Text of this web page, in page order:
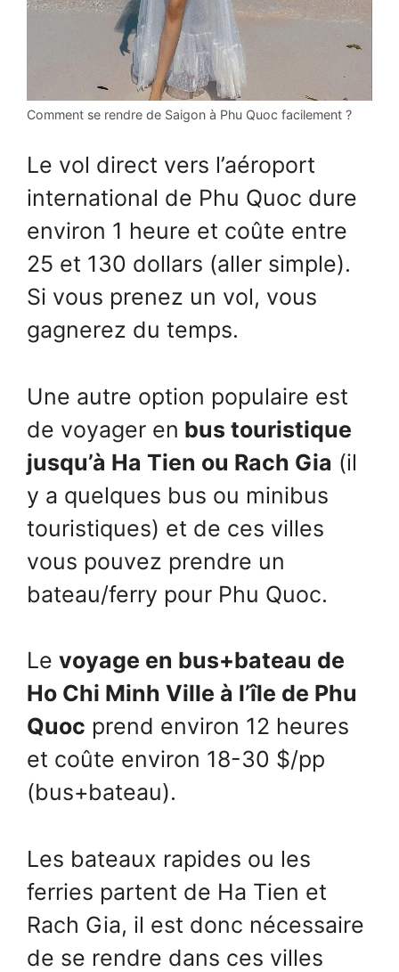
Comment se rendre de Saigon à Phu Quoc facilement ?
Le vol direct vers l’aéroport
international de Phu Quoc dure
environ 1 heure et coûte entre
25 et 130 dollars (aller simple).
Si vous prenez un vol, vous
gagnerez du temps.
Une autre option populaire est
de voyager en bus touristique
jusqu’à Ha Tien ou Rach Gia (il
y a quelques bus ou minibus
touristiques) et de ces villes
vous pouvez prendre un
bateau/ferry pour Phu Quoc.
Le voyage en bus+bateau de
Ho Chi Minh Ville à l’île de Phu
Quoc prend environ 12 heures
et coûte environ 18-30 $/pp
(bus+bateau).
Les bateaux rapides ou les
ferries partent de Ha Tien et
Rach Gia, il est donc nécessaire
de se rendre dans ces villes